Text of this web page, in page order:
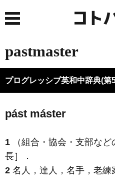
pastmaster
プログレッシブ英和中辞典(第
pást máster
1 （組合・協会・支部な
長］
．
2 名人，達人，名手，老練